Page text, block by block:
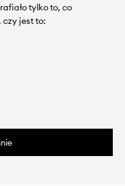
tylko to, co
czy jest to: